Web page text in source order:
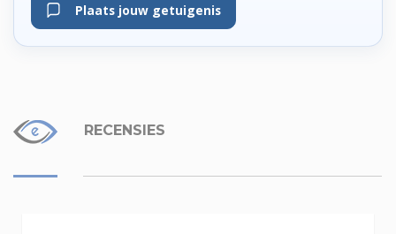
Plaats jouw getuigenis
RECENSIES